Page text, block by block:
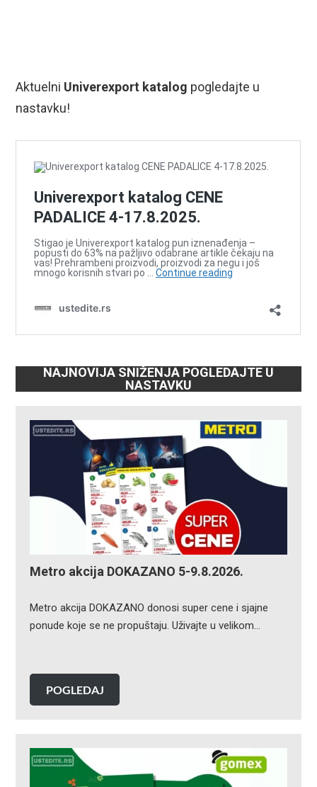
Aktuelni Univerexport katalog pogledajte u
nastavku!
NAJNOVIJA SNIŽENJA POGLEDAJTE U
NASTAVKU
Metro akcija DOKAZANO 5-9.8.2026.
Metro akcija DOKAZANO donosi super cene i sjajne
ponude koje se ne propuštaju. Uživajte u velikom…
POGLEDAJ